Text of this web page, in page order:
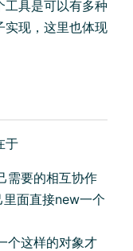
工具是可以有多种
实现，这里也体现
于
需要的相互协作
面直接new一个
个这样的对象才